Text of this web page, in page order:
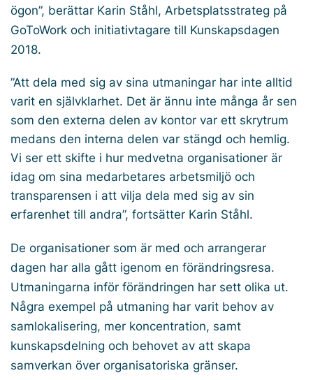
ögon”, berättar Karin Ståhl, Arbetsplatsstrateg på
GoToWork och initiativtagare till Kunskapsdagen
2018.
”Att dela med sig av sina utmaningar har inte alltid
varit en självklarhet. Det är ännu inte många år sen
som den externa delen av kontor var ett skrytrum
medans den interna delen var stängd och hemlig.
Vi ser ett skifte i hur medvetna organisationer är
idag om sina medarbetares arbetsmiljö och
transparensen i att vilja dela med sig av sin
erfarenhet till andra”, fortsätter Karin Ståhl.
De organisationer som är med och arrangerar
dagen har alla gått igenom en förändringsresa.
Utmaningarna inför förändringen har sett olika ut.
Några exempel på utmaning har varit behov av
samlokalisering, mer koncentration, samt
kunskapsdelning och behovet av att skapa
samverkan över organisatoriska gränser.